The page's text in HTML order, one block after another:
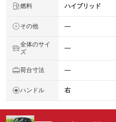
燃料 ハイブリッド
その他 ―
全体のサイ
ズ
―
荷台寸法 ―
ハンドル 右